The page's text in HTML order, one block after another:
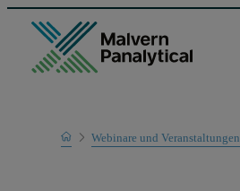
Home
Learn
Webinare und Veranstaltungen